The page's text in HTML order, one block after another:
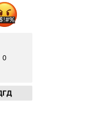
0